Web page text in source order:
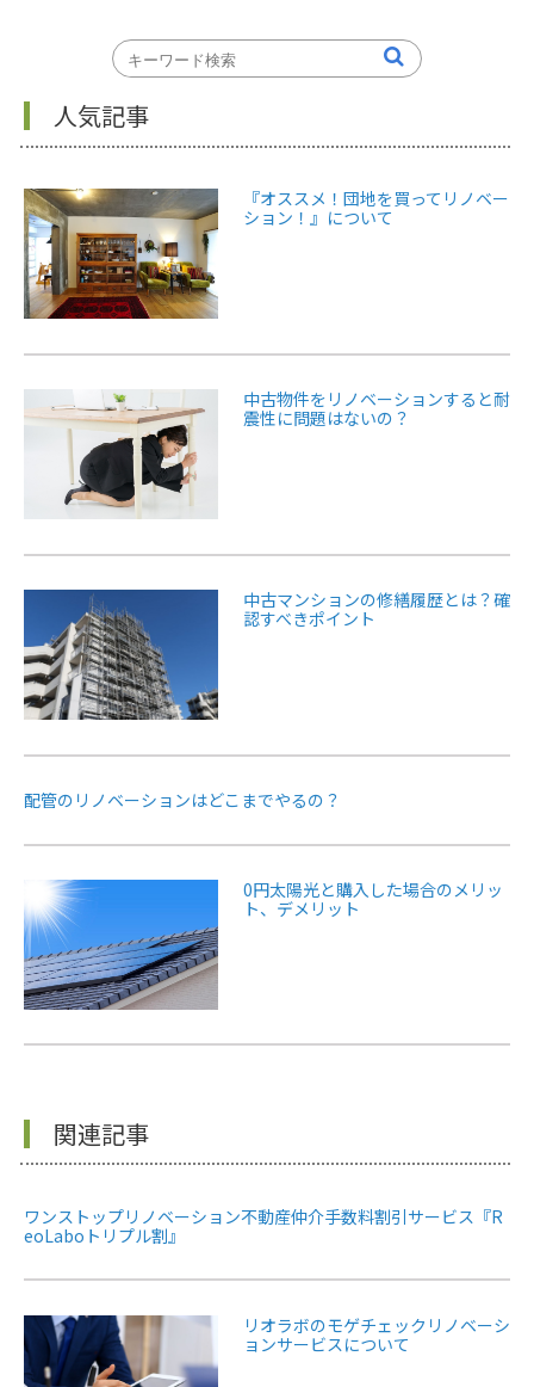
人気記事
『オススメ！団地を買ってリノベー
ション！』について
中古物件をリノベーションすると耐
震性に問題はないの？
中古マンションの修繕履歴とは？確
認すべきポイント
配管のリノベーションはどこまでやるの？
0円太陽光と購入した場合のメリッ
ト、デメリット
関連記事
ワンストップリノベーション不動産仲介手数料割引サービス『R
eoLaboトリプル割』
リオラボのモゲチェックリノベーシ
ョンサービスについて